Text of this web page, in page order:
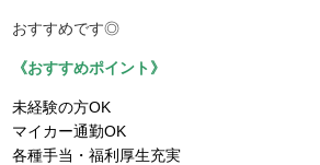
おすすめです◎
《おすすめポイント》
未経験の方OK
マイカー通勤OK
各種手当・福利厚生充実